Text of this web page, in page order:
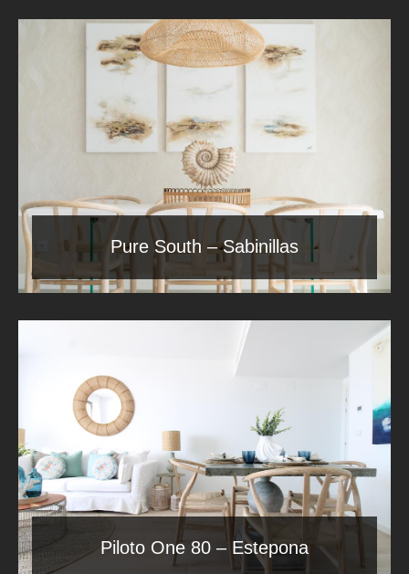
Pure South – Sabinillas
Piloto One 80 – Estepona